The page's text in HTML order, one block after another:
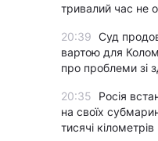
тривалий час не
20:39 Суд
вартою для
про проблеми зі
20:35
Росія
на своїх
тисячі кілометрів